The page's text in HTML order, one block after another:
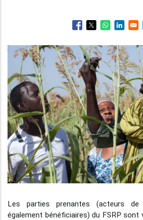
Les parties prenantes (acteurs
également bénéficiaires) du FSRP sont